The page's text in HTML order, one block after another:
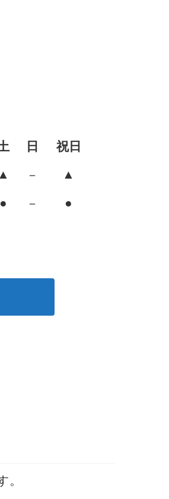
日
祝日
▲ － ▲
● － ●